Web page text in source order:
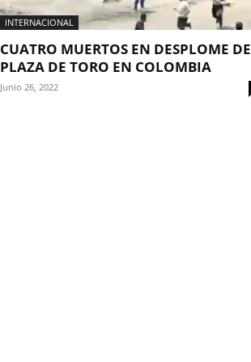
INTERNACIONAL
CUATRO MUERTOS EN DESPLOME DE
PLAZA DE TORO EN COLOMBIA
Junio 26, 2022